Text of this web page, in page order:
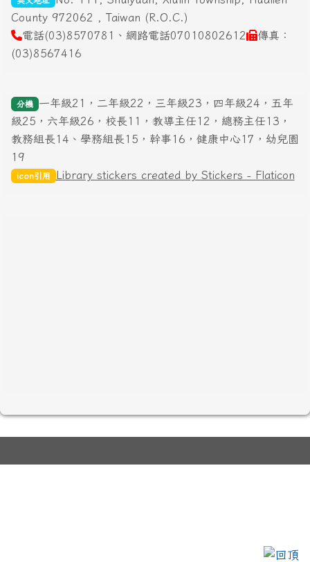
County 972062 , Taiwan (R.O.C.)
電話(03)8570781、網路電話07010802612
傳真：
(03)8567416
分機
一年級21，二年級22，三年級23，四年級24，五年
級25，六年級26，校長11，教導主任12，總務主任13，
教務組長14、學務組長15，幹事16，健康中心17，幼兒園
19
icon引用 Library stickers created by Stickers - Flaticon